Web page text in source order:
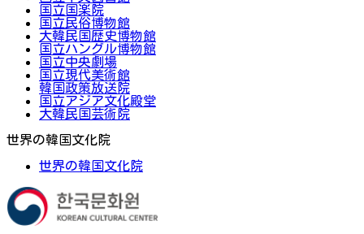
国立国楽院
国立民俗博物館
大韓民国歴史博物館
国立ハングル博物館
国立中央劇場
国立現代美術館
韓国政策放送院
国立アジア文化殿堂
大韓民国芸術院
世界の韓国文化院
世界の韓国文化院